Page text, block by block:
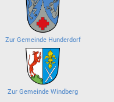
Zur Gemeinde Hunderdorf
Zur Gemeinde Windberg